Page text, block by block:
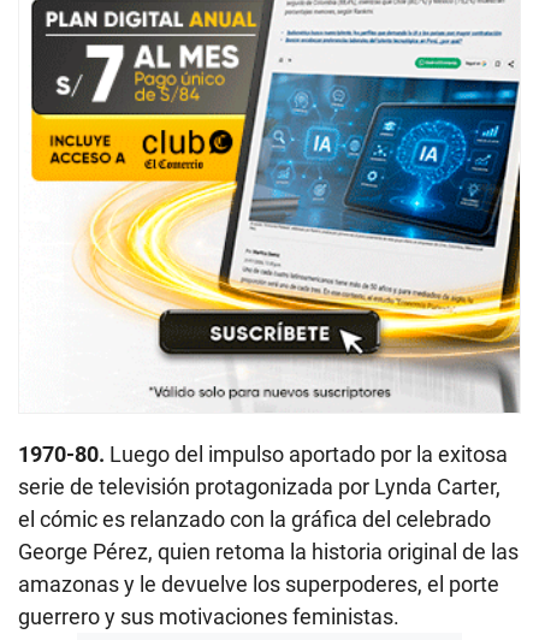
1970-80. Luego del impulso aportado por la exitosa
serie de televisión protagonizada por Lynda Carter,
el cómic es relanzado con la gráfica del celebrado
George Pérez, quien retoma la historia original de las
amazonas y le devuelve los superpoderes, el porte
guerrero y sus motivaciones feministas.